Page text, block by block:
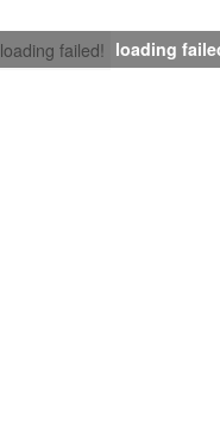
loading failed! loading